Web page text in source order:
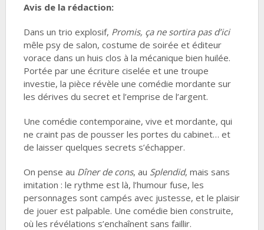
Avis de la rédaction:
Dans un trio explosif, Promis, ça ne sortira pas d’ici
mêle psy de salon, costume de soirée et éditeur
vorace dans un huis clos à la mécanique bien huilée.
Portée par une écriture ciselée et une troupe
investie, la pièce révèle une comédie mordante sur
les dérives du secret et l’emprise de l’argent.
Une comédie contemporaine, vive et mordante, qui
ne craint pas de pousser les portes du cabinet… et
de laisser quelques secrets s’échapper.
On pense au Dîner de cons, au Splendid, mais sans
imitation : le rythme est là, l’humour fuse, les
personnages sont campés avec justesse, et le plaisir
de jouer est palpable. Une comédie bien construite,
où les révélations s’enchaînent sans faillir.